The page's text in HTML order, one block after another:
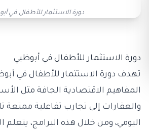
دورة الاستثمار للأطفال في
دورة الاستثمار للأطفال في أبوظبي
تهدف دورة الاستثمار للأطفال في
المفاهيم الاقتصادية الجافة مثل
والعقارات إلى تجارب تفاعلية
اليومي، ومن خلال هذه البرامج، يتعلم